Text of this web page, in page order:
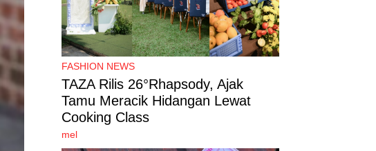
FASHION NEWS
TAZA Rilis 26°Rhapsody, Ajak
Tamu Meracik Hidangan Lewat
Cooking Class
mel